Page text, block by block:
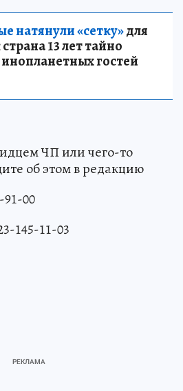
натянули «сетку»для
13 лет тайно
инопланетных гостей
ЧП или чего-то
об этом в редакцию
91-00
145-11-03